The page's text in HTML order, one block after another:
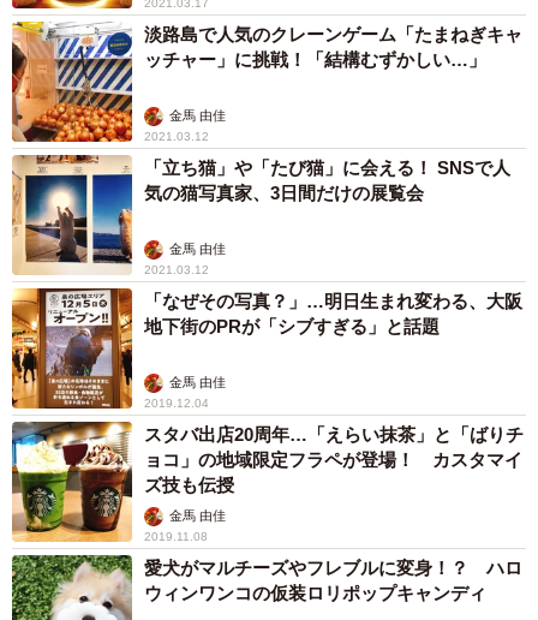
淡路島で人気のクレーンゲーム「たまねぎキャ
ッチャー」に挑戦！「結構むずかしい…」
金馬 由佳
2021.03.12
「立ち猫」や「たび猫」に会える！ SNSで人
気の猫写真家、3日間だけの展覧会
金馬 由佳
2021.03.12
「なぜその写真？」…明日生まれ変わる、大阪
地下街のPRが「シブすぎる」と話題
金馬 由佳
2019.12.04
スタバ出店20周年…「えらい抹茶」と「ばりチ
ョコ」の地域限定フラペが登場！ カスタマイ
ズ技も伝授
金馬 由佳
2019.11.08
愛犬がマルチーズやフレブルに変身！？ ハロ
ウィンワンコの仮装ロリポップキャンディ